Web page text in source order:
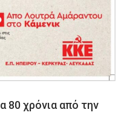
80 χρόνια από την